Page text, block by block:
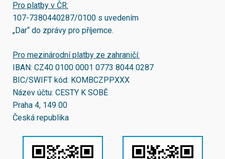
Pro platby v ČR:
107-7380440287/0100 s uvedením
„Dar“ do zprávy pro příjemce.
Pro mezinárodní platby ze zahraničí:
IBAN: CZ40 0100 0001 0773 8044 0287
BIC/SWIFT kód: KOMBCZPPXXX
Název účtu: CESTY K SOBĚ
Praha 4, 149 00
Česká republika